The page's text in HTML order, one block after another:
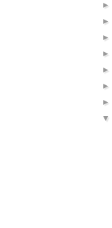
►
►
►
►
►
►
►
▼